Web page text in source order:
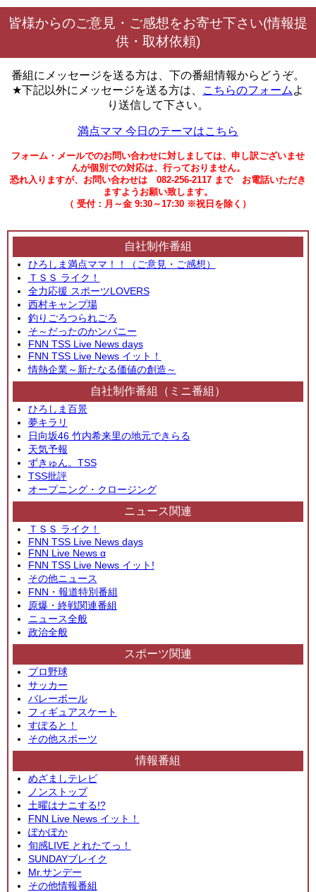
皆様からのご意見・ご感想をお寄せ下さい(情報提
供・取材依頼)
番組にメッセージを送る方は、下の番組情報からどうぞ。
★下記以外にメッセージを送る方は、
こちらのフォーム よ
り送信して下さい。
満点ママ 今日のテーマはこちら
フォーム・メールでのお問い合わせに対しましては、申し訳ございませ
んが個別での対応は、行っておりません。
恐れ入りますが、お問い合わせは 082-256-2117 まで お電話いただき
ますようお願い致します。
（ 受付：月～金 9:30～17:30 ※祝日を除く）
自社制作番組
ひろしま満点ママ！！（ご意見・ご感想）
ＴＳＳ ライク！
全力応援 スポーツLOVERS
西村キャンプ場
釣りごろつられごろ
そ～だったのかンパニー
FNN TSS Live News days
FNN TSS Live News イット！
情熱企業～新たなる価値の創造～
自社制作番組（ミニ番組）
ひろしま百景
夢キラリ
日向坂46 竹内希来里の地元できらる
天気予報
ずきゅん。TSS
TSS批評
オープニング・クロージング
ニュース関連
ＴＳＳ ライク！
FNN TSS Live News days
FNN Live News α
FNN TSS Live News イット!
その他ニュース
FNN・報道特別番組
原爆・終戦関連番組
ニュース全般
政治全般
スポーツ関連
プロ野球
サッカー
バレーボール
フィギュアスケート
すぽると！
その他スポーツ
情報番組
めざましテレビ
ノンストップ
土曜はナニする!?
FNN Live News イット！
ぽかぽか
旬感LIVE とれたてっ！
SUNDAYブレイク
Mr.サンデー
その他情報番組